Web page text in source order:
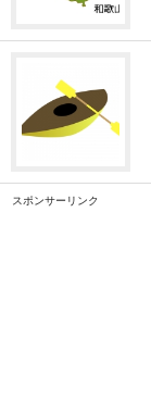
スポンサーリンク